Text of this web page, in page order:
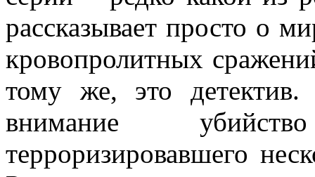
рассказывает просто о
кровопролитных
тому же, это
внимание
терроризировавшего